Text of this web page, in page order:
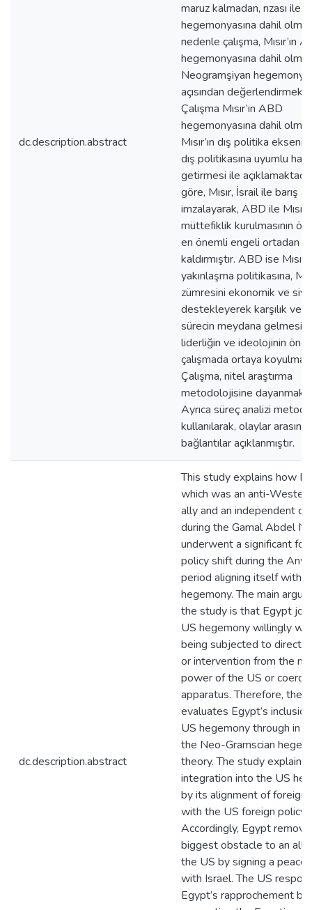
dc.description.abstract
maruz kalmadan, rızası ile
hegemonyasına dahil
nedenle çalışma, Mısır’ın
hegemonyasına dahil
Neogramşiyan hegemonya
açısından
Çalışma Mısır’ın ABD
hegemonyasına dahil
Mısır’ın dış politika
dış politikasına uyumlu hale
getirmesi ile
göre, Mısır, İsrail ile barış
imzalayarak, ABD ile Mısır
müttefiklik kurulmasının
en önemli engeli ortadan
kaldırmıştır. ABD ise
yakınlaşma politikasına,
zümresini ekonomik ve
destekleyerek karşılık
sürecin meydana
liderliğin ve ideolojinin
çalışmada ortaya
Çalışma, nitel araştırma
metodolojisine
Ayrıca süreç analizi metodu
kullanılarak, olaylar
bağlantılar açıklanmıştır.
dc.description.abstract
This study explains how
which was an anti-
ally and an independent
during the Gamal Abdel
underwent a significant
policy shift during the
period aligning itself with
hegemony. The main
the study is that Egypt
US hegemony willingly
being subjected to direct
or intervention from the
power of the US or
apparatus. Therefore, the
evaluates Egypt’s
US hegemony through in
the Neo-Gramscian
theory. The study explains
integration into the US
by its alignment of foreign
with the US foreign policy.
Accordingly, Egypt
biggest obstacle to an
the US by signing a peace
with Israel. The US
Egypt’s rapprochement by